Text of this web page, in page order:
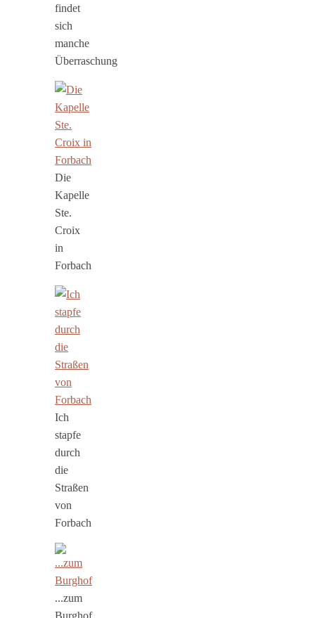
findet
sich
manche
Überraschung
Die
Kapelle
Ste.
Croix
in
Forbach
Ich
stapfe
durch
die
Straßen
von
Forbach
...zum
Burghof